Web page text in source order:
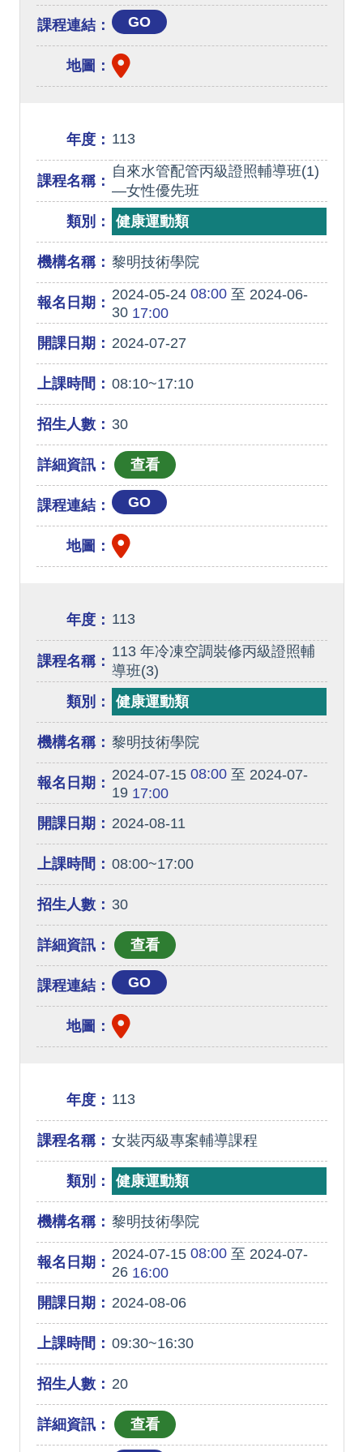
課程連結： GO
地圖：
年度： 113
課程名稱：
自來水管配管丙級證照輔導班(1)
—女性優先班
類別：
健康運動類
機構名稱： 黎明技術學院
報名日期： 2024-05-2408:00至 2024-06-
3017:00
開課日期： 2024-07-27
上課時間： 08:10~17:10
招生人數： 30
詳細資訊：
課程連結： GO
地圖：
年度： 113
課程名稱：
113 年冷凍空調裝修丙級證照輔
導班(3)
類別：
健康運動類
機構名稱： 黎明技術學院
報名日期： 2024-07-1508:00至 2024-07-
1917:00
開課日期： 2024-08-11
上課時間： 08:00~17:00
招生人數： 30
詳細資訊：
課程連結： GO
地圖：
年度： 113
課程名稱： 女裝丙級專案輔導課程
類別： 健康運動類
機構名稱： 黎明技術學院
報名日期： 2024-07-1508:00至 2024-07-
2616:00
開課日期： 2024-08-06
上課時間： 09:30~16:30
招生人數： 20
詳細資訊：